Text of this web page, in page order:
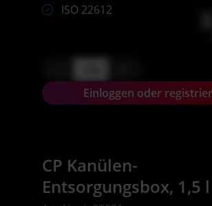
ISO 22612
Einloggen oder
CP Kanülen-
Entsorgungsbox, 1,5 l